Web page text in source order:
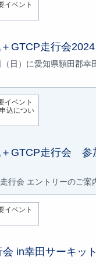
イベント
GTCP走行会
日）に愛知県額田郡幸
イベント
込につい
GTCP走行会 参
走行会 エントリーのご案
イベント
会 in幸田サーキット